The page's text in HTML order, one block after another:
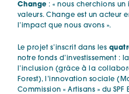
Change : « nous cherchions
valeurs. Change est un acteur
l’impact que nous avons ».
Le projet s’inscrit dans les
notre fonds d’investissement :
l’inclusion (grâce à la
Forest), l’innovation sociale
Commission « Artisans » du